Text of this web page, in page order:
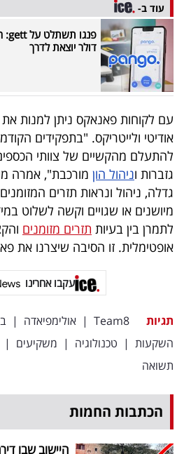
ניוזלטרים
מייל
אדום
פרסמו
באייס
עקבו
אחרינו:
עוד ב-
דולר יוצאת לדרך
עם לקוחות פאנאקס ניתן למנות
אודיטי ולייטריקס. "בתפקידים
להתעלם מהקשיים של צוותי
גזברות וניהול הון מורכבת", אמרה
גדלה, ניהול ונראות תזרים
מיושנים או שגויים וקשה לשלוט
לתמרן בין בעיות תזרים מזומנים
אופטימלית. זו הסיבה שיצרנו את
עקבו אחרינו
תגיות Team8
| אולימפיאדה |
השקעות | טכנולוגיה | משקיעים |
תשואה
הכתבות החמות
היישוב שבו